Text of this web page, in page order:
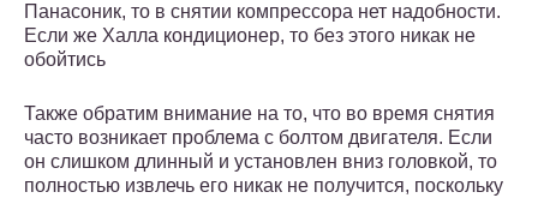
Панасоник, то в снятии компрессора нет надобности.
Если же Халла кондиционер, то без этого никак не
обойтись
Также обратим внимание на то, что во время снятия
часто возникает проблема с болтом двигателя. Если
он слишком длинный и установлен вниз головкой, то
полностью извлечь его никак не получится, поскольку